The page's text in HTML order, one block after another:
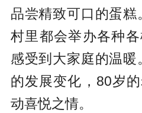
品尝精致可口的蛋糕
村里都会举办各种
感受到大家庭的温暖
的发展变化，80岁
动喜悦之情。